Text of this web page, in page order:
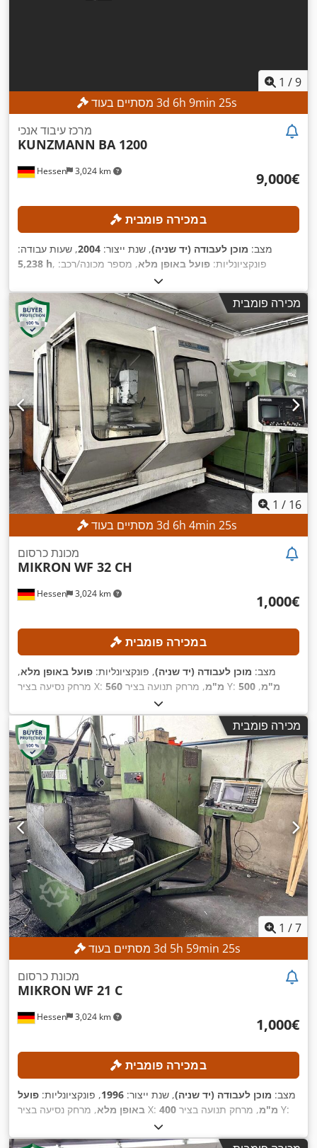
1 /9
3d 6h 9min 23s
Hessen 3,024 km
מרכז עיבוד אנכי
KUNZMANN BA 1200
‏9,000 ‏€
במכירה פומבית
מצב: מוכן לעבודה (יד שניה), שנת ייצור: 2004, שעות עבודה:
5,238 h
, פונקציונליות: פועל באופן מלא, מספר מכונה/רכב:
700 מ"מ, מרחק תנועה ציר Z: 750 מ"מ, דגם בקר:Heidenhain
TNC530
, מהירות ציר (מקסימלית):8,000 סל"ד , מכירה פומבית
1 / 16
3d 6h 4min 23s
Hessen 3,024 km
מכונת כרסום
MIKRON WF 32 CH
‏1,000 ‏€
במכירה פומבית
מצב: מוכן לעבודה (יד שניה), פונקציונליות: פועל באופן מלא,
מרחק נסיעה בציר X:
560 מ"מ , מרחק תנועה בציר Y: 500 מ"מ,
, מהירות ציר (מקסימלית):
סל"ד, תחום הסיבוב: 45 °,
מכירה פומבית
1 /7
3d 5h 59min 23s
Hessen 3,024 km
מכונת כרסום
MIKRON WF 21 C
‏1,000 ‏€
במכירה פומבית
מצב: מוכן לעבודה (יד שניה), שנת ייצור: 1996, פונקציונליות: פועל
באופן מלא , מרחק נסיעה בציר X: 400 מ"מ , מרחק תנועה בציר Y:
אורך שולחן:450 מ"מ ,